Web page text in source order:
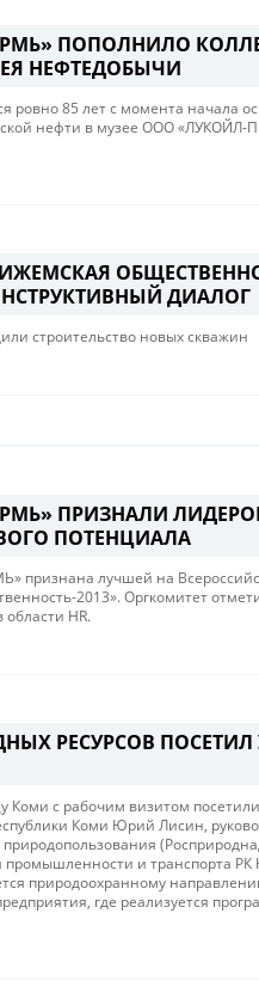
ПОПОЛНИЛО
НЕФТЕДОБЫЧИ
ровно 85 лет с момента начала
нефти в музее ООО «ЛУКОЙЛ-
ДИАЛОГ
строительство новых скважин
ПРИЗНАЛИ
ПОТЕНЦИАЛА
признана лучшей на
2013». Оргкомитет
HR.
РЕСУРСОВ ПОСЕТИЛ
с рабочим визитом
Коми Юрий Лисин,
и транспорта РК
природоохранному
где реализуется